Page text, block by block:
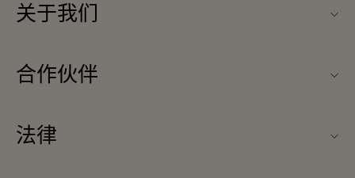
关于我们
联系我们
合作伙伴
团体预订
法律